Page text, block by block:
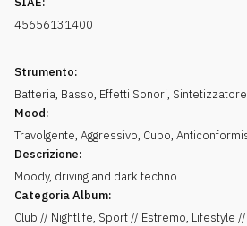
45656131400
Strumento:
Batteria, Basso, Effetti Sonori, Sintetizzatore
Mood:
Travolgente, Aggressivo, Cupo,
Descrizione:
Moody, driving and dark techno
Categoria Album:
Club // Nightlife, Sport // Estremo, Lifestyle